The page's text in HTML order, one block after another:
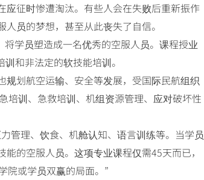
征时惨遭淘汰。有些人会在失败后重新振作
员的梦想，甚至从此丧失了自信。
学员塑造成一名优秀的空服人员。课程授业
和非法定的软技能培训。
划航空运输、安全等发展，受国际民航组织
培训、急救培训、机组资源管理、应对破坏性
管理、饮食、机舱认知、语言训练等。当学员
的空服人员。这项专业课程仅需45天而已，
院或学员双赢的局面。”